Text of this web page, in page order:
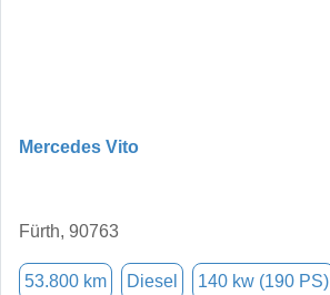
Mercedes Vito
Fürth, 90763
53.800 km Diesel 140 kw (190 PS)